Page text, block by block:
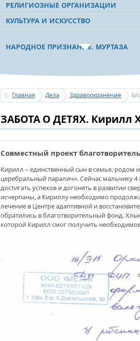
РЕЛИГИОЗНЫЕ ОРГАНИЗАЦИИ
КУЛЬТУРА И ИСКУССТВО
НАРОДНОЕ ПРИЗНАНИЕ. МУРТАЗА
ПОЗДРАВЛЕНИЕ ПЕРВОГО
БАШКОРТОСТАНА, ПРЕДСЕДАТЕЛЯ
«УРАЛ» М.Г.РАХИМОВА
УСЕРГАН. ИЗДАН XХХV ТОМ
БАШКИРСКИХ РОДОВ»
ОГОНЬ - СУДЬЯ БЕСПЕЧНОСТИ
ПОЖАРОВ МЕНЬШЕ НЕ СТАНОВИТСЯ
В ДОМЕ СВОЕМ. ОБ УНИКАЛЬНОЙ
ЖИЛИЩНОЙ ПРОГРАММЕ
ВНОВЬ О КАРИМЕ ХАКИМОВЕ. ИМЯ
СОВЕТСКОГО ДИПЛОМАТА
Главная Дела Здравоохранение
ЗАБОТА О ДЕТЯХ. Кирилл
Совместный проект
Кирилл – единственный сын в семье, родом
церебральный паралич». Сейчас мальчику
достигать успехов и догонять в развитии
исчерпаны, а Кириллу необходимо
лечение в Центре адаптивной и
обратились в благотворительный фонд.
которой Кирилл смог получить